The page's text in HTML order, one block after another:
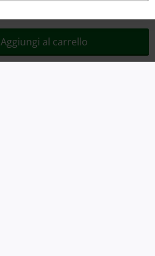
Aggiungi al carrello